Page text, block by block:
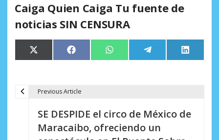
Caiga Quien Caiga Tu fuente de
noticias SIN CENSURA
Compartir
en
X
(Twitter)
Compartir
en
Facebook Compartir
en
WhatsApp Compartir
en
Telegram
en
LinkedIn
Previous Article
SE DESPIDE el circo de México de
Maracaibo, ofreciendo un